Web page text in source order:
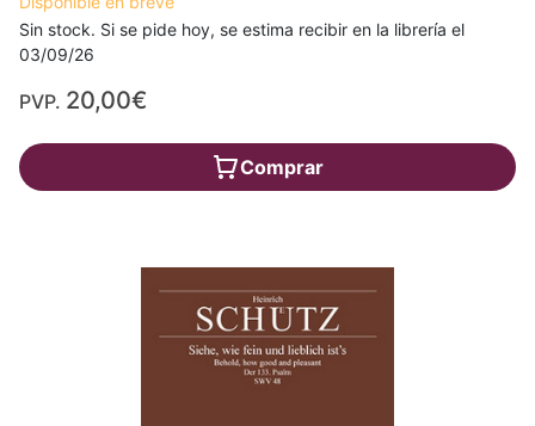
Sin stock. Si se pide hoy, se estima recibir en la librería el
03/09/26
PVP. 20,00€
Comprar